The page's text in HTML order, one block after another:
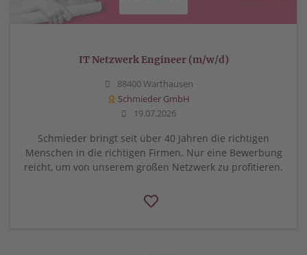
IT Netzwerk Engineer (m/w/d)
88400 Warthausen
Schmieder GmbH
19.07.2026
Schmieder bringt seit über 40 Jahren die richtigen
Menschen in die richtigen Firmen. Nur eine Bewerbung
reicht, um von unserem großen Netzwerk zu profitieren.